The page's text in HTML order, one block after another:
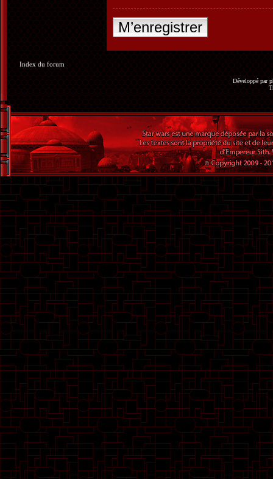
M’enregistrer
Index du forum
Développé par